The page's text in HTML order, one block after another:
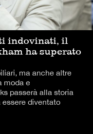
indovinati, il
ha superato
ma anche altre
moda e
passerà alla storia
diventato